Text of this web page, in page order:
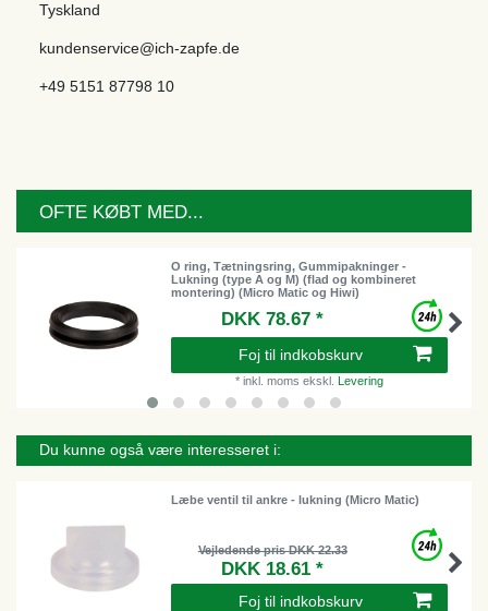
Tyskland
kundenservice@ich-zapfe.de
+49 5151 87798 10
OFTE KØBT MED...
O ring, Tætningsring, Gummipakninger -
Lukning (type A og M) (flad og kombineret
montering) (Micro Matic og Hiwi)
DKK 78.67 *
Foj til indkobskurv
* inkl. moms ekskl. Levering
Du kunne også være interesseret i:
Læbe ventil til ankre - lukning (Micro Matic)
Vejledende pris DKK 22.33
DKK 18.61 *
Foj til indkobskurv